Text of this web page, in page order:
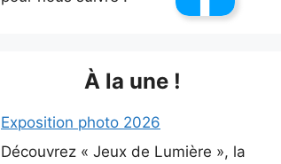
À la une !
Exposition photo 2026
Découvrez « Jeux de Lumière », la